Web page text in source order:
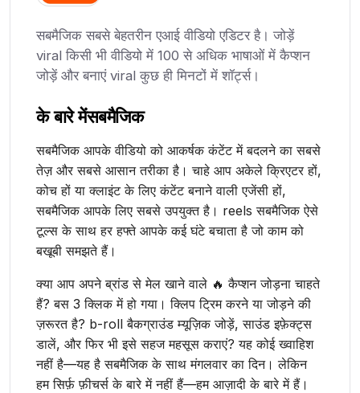
सबमैजिक सबसे बेहतरीन एआई वीडियो एडिटर है। जोड़ें
viral किसी भी वीडियो में 100 से अधिक भाषाओं में कैप्शन
जोड़ें और बनाएं viral कुछ ही मिनटों में शॉर्ट्स।
के बारे मेंसबमैजिक
सबमैजिक आपके वीडियो को आकर्षक कंटेंट में बदलने का सबसे
तेज़ और सबसे आसान तरीका है। चाहे आप अकेले क्रिएटर हों,
कोच हों या क्लाइंट के लिए कंटेंट बनाने वाली एजेंसी हों,
सबमैजिक आपके लिए सबसे उपयुक्त है। reels सबमैजिक ऐसे
टूल्स के साथ हर हफ्ते आपके कई घंटे बचाता है जो काम को
बखूबी समझते हैं।
क्या आप अपने ब्रांड से मेल खाने वाले 🔥 कैप्शन जोड़ना चाहते
हैं? बस 3 क्लिक में हो गया। क्लिप ट्रिम करने या जोड़ने की
ज़रूरत है? b-roll बैकग्राउंड म्यूज़िक जोड़ें, साउंड इफ़ेक्ट्स
डालें, और फिर भी इसे सहज महसूस कराएं? यह कोई ख्वाहिश
नहीं है—यह है सबमैजिक के साथ मंगलवार का दिन। लेकिन
हम सिर्फ़ फ़ीचर्स के बारे में नहीं हैं—हम आज़ादी के बारे में हैं।